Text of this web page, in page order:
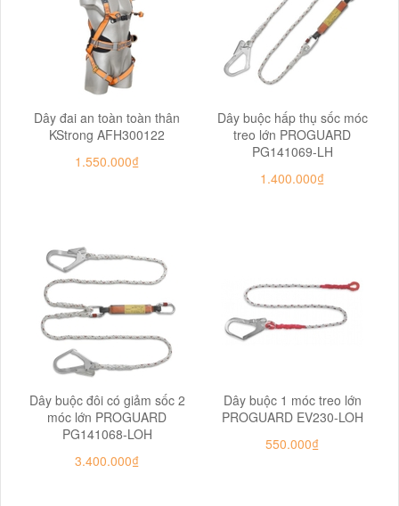
Dây đai an toàn toàn thân
KStrong AFH300122
1.550.000₫
Dây buộc hấp thụ sốc móc
treo lớn PROGUARD
PG141069-LH
1.400.000₫
Dây buộc đôi có giảm sốc 2
móc lớn PROGUARD
PG141068-LOH
3.400.000₫
Dây buộc 1 móc treo lớn
PROGUARD EV230-LOH
550.000₫